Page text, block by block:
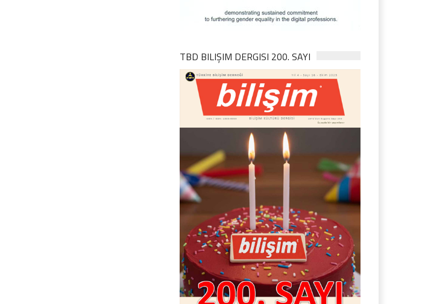
TBD BILIŞIM DERGISI 200. SAYI